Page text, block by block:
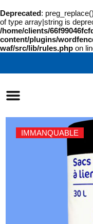
Deprecated:
of type array|string is
/home/clients/
content/plugins/
waf/src/lib/rules.php on
IMMANQUABLE